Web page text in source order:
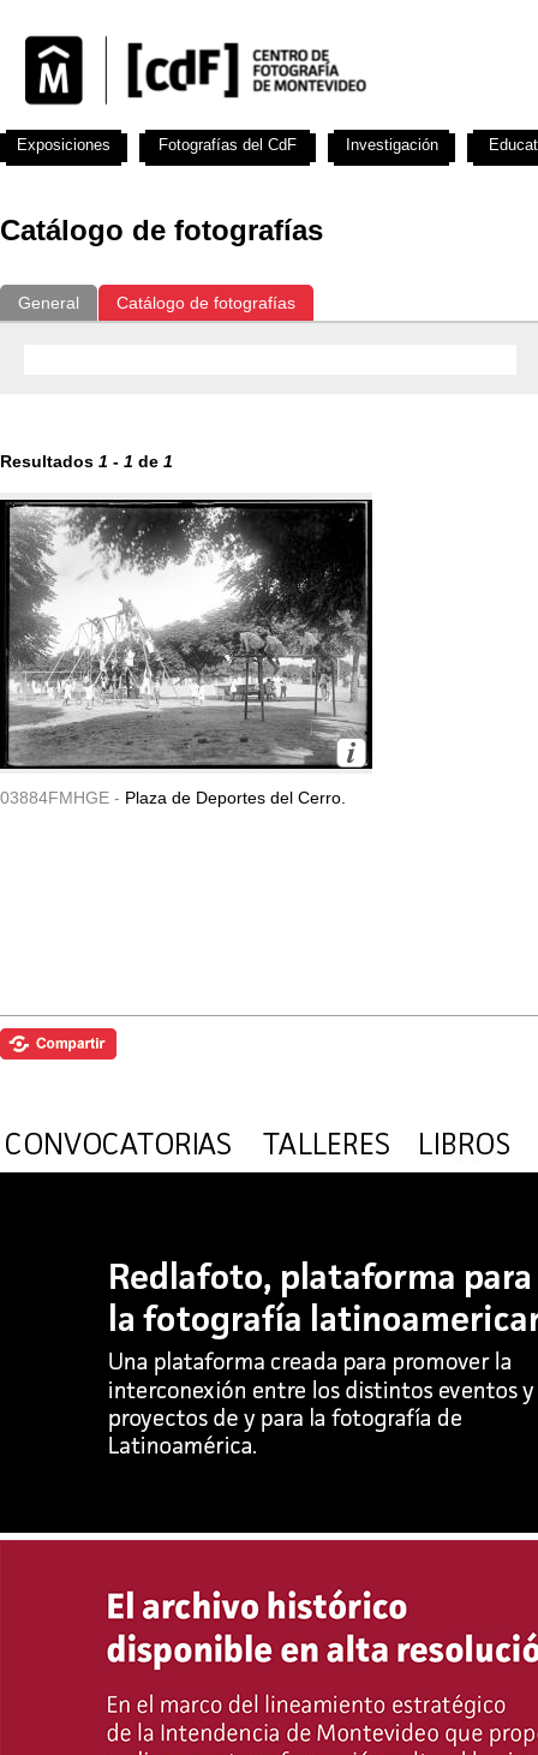
Catálogo de fotografías
General Catálogo de fotografías
Resultados 1 - 1 de 1
03884FMHGE - Plaza de Deportes del Cerro.
Exposiciones Fotografías del CdF Investigación